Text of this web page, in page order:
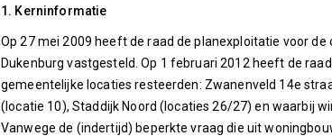
1. Kerninformatie
Op 27 mei 2009 heeft de raad de planexploitatie voor
Dukenburg vastgesteld. Op 1 februari 2012 heeft de
gemeentelijke locaties resteerden: Zwanenveld 14e
(locatie 10), Staddijk Noord (locaties 26/27) en waarbij
Vanwege de (indertijd) beperkte vraag die uit